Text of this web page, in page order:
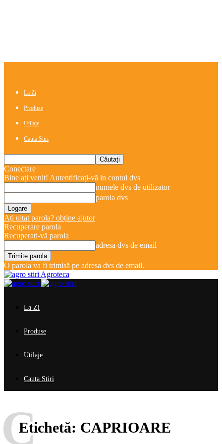
La Zi
Produse
Utilaje
Cauta Stiri
Conectare
Bine ați venit! Autentificați-vă in contul dvs
numele dvs de utilizator
parola dvs
Ați uitat parola? obține ajutor
Recuperare parola
Recuperați-vă parola
adresa dvs de email
O parola va fi trimisă pe adresa dvs de email.
Agroteca
La Zi
Produse
Utilaje
Cauta Stiri
Etichetă: CAPRIOARE
C